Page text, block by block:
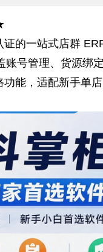
一站式店群
账号管理、货源绑
能，适配新手单